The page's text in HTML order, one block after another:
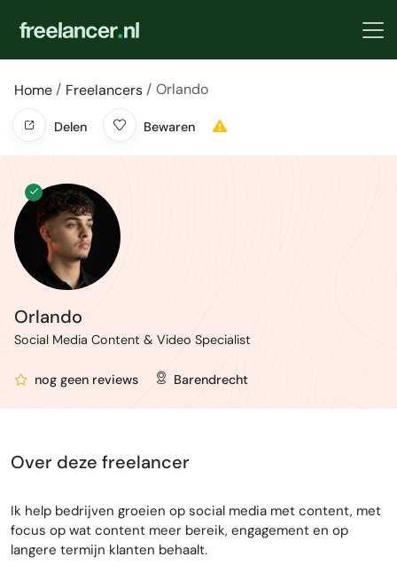
Home Freelancers Orlando
Delen Bewaren
Orlando
Social Media Content & Video Specialist
nog geen reviews Barendrecht
Over deze freelancer
Ik help bedrijven groeien op social media met content, met
focus op wat content meer bereik, engagement en op
langere termijn klanten behaalt.